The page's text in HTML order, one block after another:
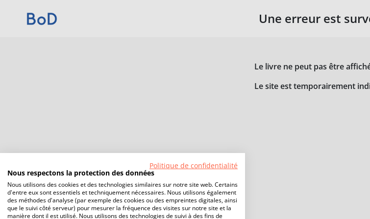
Une erreur est
Le livre ne peut pas être
Le site est temporairement
Politique de confidentialité
Nous respectons la protection des données
Nous utilisons des cookies et des technologies similaires sur notre site web. Certains
d'entre eux sont essentiels et techniquement nécessaires. Nous utilisons également
des méthodes d'analyse (par exemple des cookies ou des empreintes digitales, ainsi
que le suivi côté serveur) pour mesurer la fréquence des visites sur notre site et la
manière dont il est utilisé. Nous utilisons des technologies de suivi à des fins de